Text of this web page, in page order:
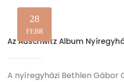
28
FEBR
Az Auschwitz Album
A nyíregyházi Bethlen Gábor